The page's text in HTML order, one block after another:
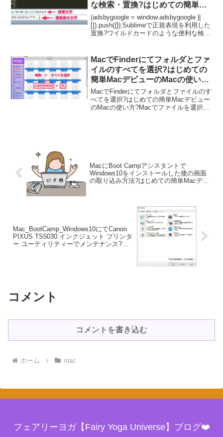
な検索・置換?はじめての簡単
macデビューのmacの使い方?
(adsbygoogle = window.adsbygoogle ||
[]).push({});Sublimeで正規表現を利用した
置換?ワイルドカードのような便利な検
mac
MacでFinderにてフォルダとファ
イルのすべてを選択?はじめての
簡単MacデビューのMacの使い
方?
MacでFinderにてフォルダとファイルのす
べてを選択?はじめての簡単Macデビュー
のMacの使い方?Macでファイルを選択す
MacにBoot Campアシスタントで
Windows10をインストールした後の画面
の取り込み方法?はじめての簡単Macデビ
Mac_BootCamp_Windows10にてCanon
PIXUS TS5030 インクジェット プリンタ
ー ユーティリティーでメンテナンス?は
コメント
コメントを書き込む
ホーム mac
フェアリーヨガ【Fairy Yoga Universe】ブログ❤️